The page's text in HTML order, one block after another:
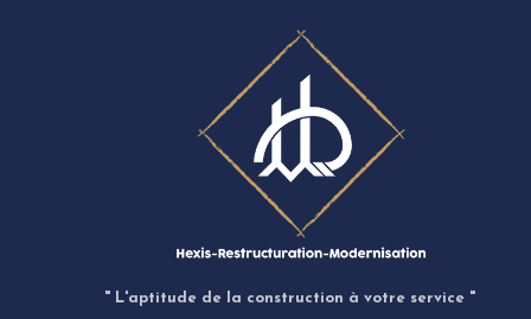
" L'aptitude de la construction à votre service "